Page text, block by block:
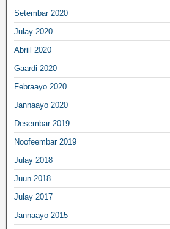
Setembar 2020
Julay 2020
Abriil 2020
Gaardi 2020
Febraayo 2020
Jannaayo 2020
Desembar 2019
Noofeembar 2019
Julay 2018
Juun 2018
Julay 2017
Jannaayo 2015